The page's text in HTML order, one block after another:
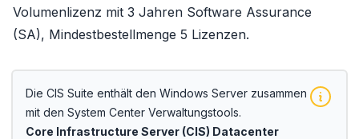
Volumenlizenz mit 3 Jahren Software Assurance
(SA), Mindestbestellmenge 5 Lizenzen.
Die CIS Suite enthält den Windows Server zusammen
mit den System Center Verwaltungstools.
Core Infrastructure Server (CIS) Datacenter